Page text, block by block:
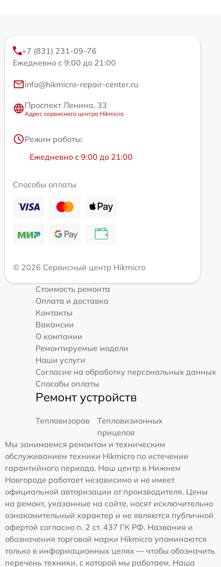
+7 (831) 231-09-76
Ежедневно с 9:00 до 21:00
info@hikmicro-repair-center.ru
Проспект Ленина, 33
Адрес сервисного центра Hikmicro
Режим работы:
Ежедневно с 9:00 до 21:00
Способы оплаты
© 2026 Сервисный центр Hikmicro
Стоимость ремонта
Оплата и доставка
Контакты
Вакансии
О компании
Ремонтируемые модели
Наши услуги
Согласие на обработку персональных данных
Способы оплаты
Ремонт устройств
Тепловизоров
Тепловизионных
прицелов
Мы занимаемся ремонтом и техническим
обслуживанием техники Hikmicro по истечении
гарантийного периода. Наш центр в Нижнем
Новгороде работает независимо и не имеет
официальной авторизации от производителя. Цены
на ремонт, указанные на сайте, носят исключительно
ознакомительный характер и не являются публичной
офертой согласно п. 2 ст. 437 ГК РФ. Названия и
обозначения торговой марки Hikmicro упоминаются
только в информационных целях — чтобы обозначить
перечень техники, с которой мы работаем. Наша